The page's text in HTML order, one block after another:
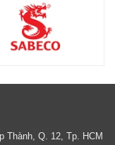
Thành, Q. 12, Tp. HCM